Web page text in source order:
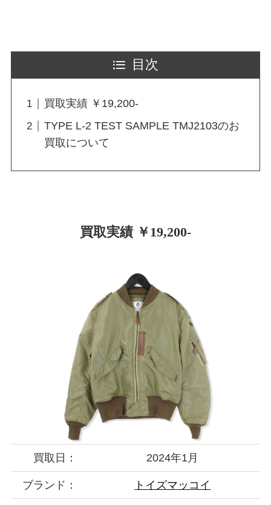
目次
買取実績 ￥19,200-
TYPE L-2 TEST SAMPLE TMJ2103のお
買取について
買取実績 ￥19,200-
買取日： 2024年1月
ブランド： トイズマッコイ